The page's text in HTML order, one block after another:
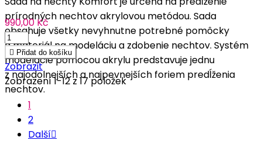
prírodných nechtov akrylovou metódou. Sada
obsahuje všetky nevyhnutne potrebné pomôcky
a materiál na modeláciu a zdobenie nechtov. Systém
modelácie pomocou akrylu predstavuje jednu
z najodolnejších a najpevnejších foriem predĺženia
nechtov.
990,00 Kč
 Přidat do košíku
Zobrazit
Zobrazení 1-12 z 17 položek
1
2
Další